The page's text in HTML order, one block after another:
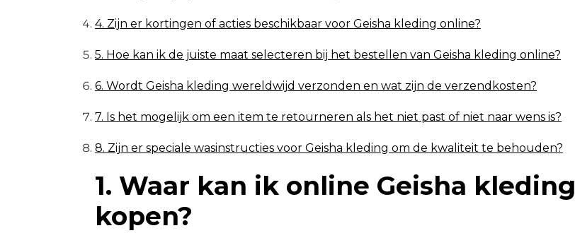
4. Zijn er kortingen of acties beschikbaar voor Geisha kleding online?
5. Hoe kan ik de juiste maat selecteren bij het bestellen van Geisha kleding online?
6. Wordt Geisha kleding wereldwijd verzonden en wat zijn de verzendkosten?
7. Is het mogelijk om een item te retourneren als het niet past of niet naar wens is?
8. Zijn er speciale wasinstructies voor Geisha kleding om de kwaliteit te behouden?
1. Waar kan ik online Geisha kleding
kopen?